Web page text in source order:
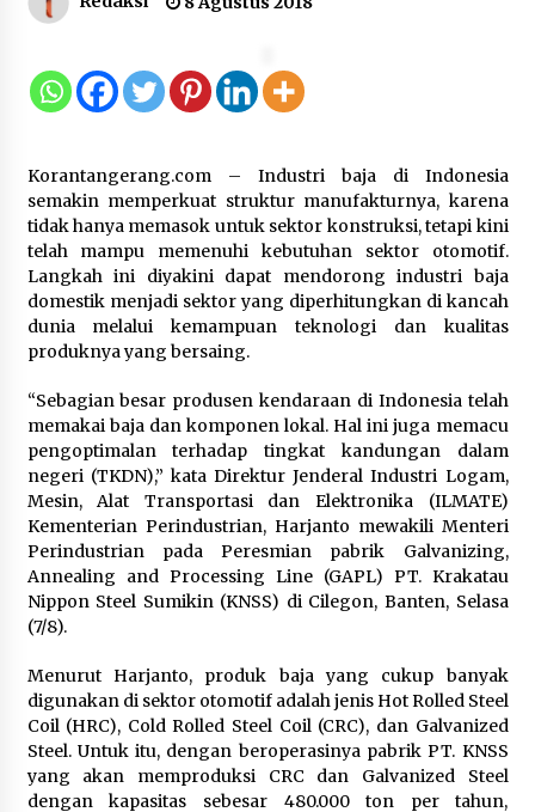
Piala AFF 2026
8 Agustus 2026
Penanganan Kebakaran Gedung
Dinas Teknis Masuk Tahap Akhir,
Tak Ada Korban Jiwa
8 Agustus 2026
Abdul Muis Dipadamkan, Layanan
Publik Tetap Berjalan
8 Agustus 2026
12 Coklat Terbaik dan Enak di
Pasaran
8 Agustus 2026
9 Kopi Botol Terbaik yang Praktis
untuk Menemani Aktivitas
8 Agustus 2026
Korantangerang.com – Industri baja di Indonesia
semakin memperkuat struktur manufakturnya, karena
tidak hanya memasok untuk sektor konstruksi, tetapi kini
telah mampu memenuhi kebutuhan sektor otomotif.
Langkah ini diyakini dapat mendorong industri baja
domestik menjadi sektor yang diperhitungkan di kancah
dunia melalui kemampuan teknologi dan kualitas
produknya yang bersaing.
“Sebagian besar produsen kendaraan di Indonesia telah
memakai baja dan komponen lokal. Hal ini juga memacu
pengoptimalan terhadap tingkat kandungan dalam
negeri (TKDN),” kata Direktur Jenderal Industri Logam,
Mesin, Alat Transportasi dan Elektronika (ILMATE)
Kementerian Perindustrian, Harjanto mewakili Menteri
Perindustrian pada Peresmian pabrik Galvanizing,
Annealing and Processing Line (GAPL) PT. Krakatau
Nippon Steel Sumikin (KNSS) di Cilegon, Banten, Selasa
(7/8).
Menurut Harjanto, produk baja yang cukup banyak
digunakan di sektor otomotif adalah jenis Hot Rolled Steel
Coil (HRC), Cold Rolled Steel Coil (CRC), dan Galvanized
Steel. Untuk itu, dengan beroperasinya pabrik PT. KNSS
yang akan memproduksi CRC dan Galvanized Steel
dengan kapasitas sebesar 480.000 ton per tahun,